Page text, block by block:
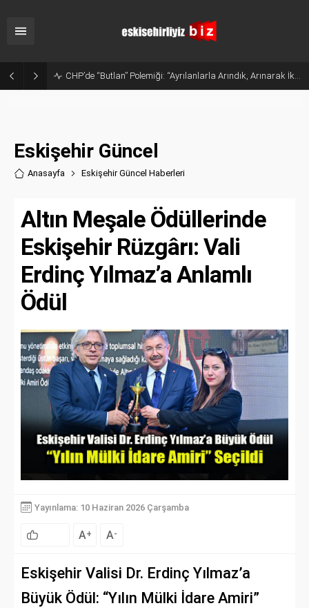
Sanayide Altyapı ve Temizlik Tepkisi: Gürhan Albayrak Küçük Sanayi Esnafını Ziyaret Etti
Eskişehir Güncel
Anasayfa Eskişehir Güncel Haberleri
Altın Meşale Ödüllerinde
Eskişehir Rüzgârı: Vali
Erdinç Yılmaz’a Anlamlı
Ödül
Yayınlama: 10 Haziran 2026 Çarşamba
A+ A-
Eskişehir Valisi Dr. Erdinç Yılmaz’a
Büyük Ödül: “Yılın Mülki İdare Amiri”